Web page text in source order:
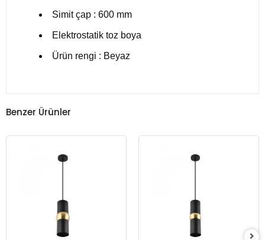
Simit çap : 600 mm
Elektrostatik toz boya
Ürün rengi : Beyaz
Benzer Ürünler